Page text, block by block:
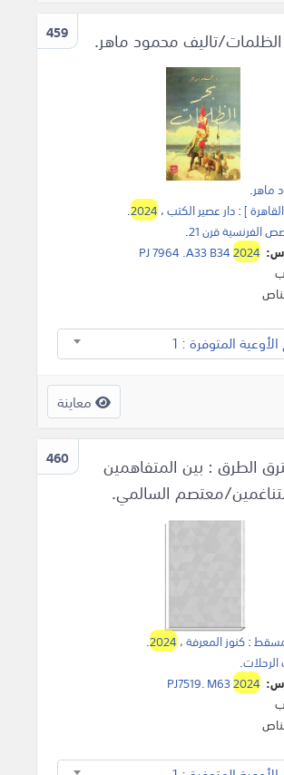
459 الظلمات/تاليف محمود ماهر.
ماهر.
]
:دار عصير الكتب،2024
.
الفرنسية قرن 21
.
PJ 7964 .A33 B342024
المتوفرة : 1
معاينة
460
الطرق : بين المتفاهمين
معتصم السالمي.
:كنوز المعرفة،2024
.
.
PJ7519. M632024